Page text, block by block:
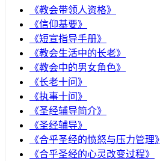
《教会带领人资格》
《信仰基要》
《短宣指导手册》
《教会生活中的长老》
《教会中的男女角色》
《长老十问》
《执事十问》
《圣经辅导简介》
《圣经辅导》
​《合乎圣经的愤怒与压力管理》
《合乎圣经的心灵改变过程》